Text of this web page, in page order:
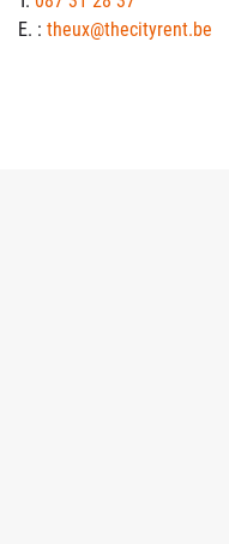
E. : theux@thecityrent.be